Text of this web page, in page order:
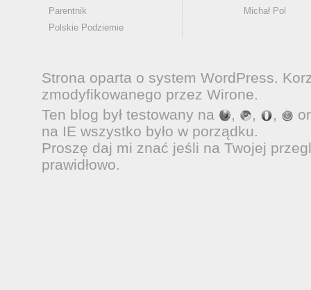
Parentnik
Polskie Podziemie
Michał Pol
Strona oparta o system WordPress.
zmodyfikowanego przez Wirone.
Ten blog był testowany na
, , ,
na IE wszystko było w porządku.
Proszę daj mi znać jeśli na Twojej
prawidłowo.